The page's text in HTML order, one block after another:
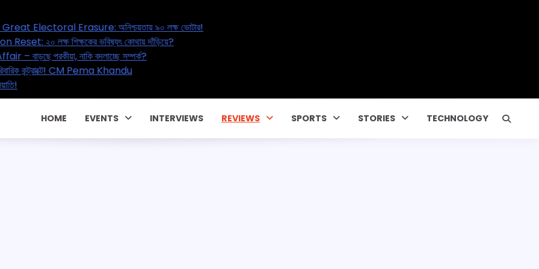
Erasure: অনিশ্চয়তায় ৯০ লক্ষ ভোটার!
শিক্ষকের ভবিষ্যৎ কোথায় দাঁড়িয়ে?
নাকি বদলাচ্ছে সম্পর্ক?
CM Pema Khandu
HOME EVENTS INTERVIEWS REVIEWS SPORTS STORIES TECHNOLOGY